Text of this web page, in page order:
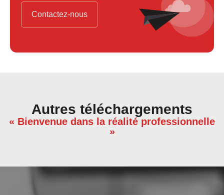
Contactez-nous
Autres téléchargements
« Bienvenue dans la réalité professionnelle
»